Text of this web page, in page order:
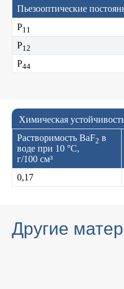
Пьезооптические
P11
P12
P44
Химическая
Растворимость BaF2 в
воде при 10 °C,
г/100 см³
0,17
Другие